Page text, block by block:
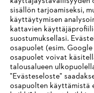
Yritys
STIHL FAQ
sisällön tarjoamiseksi,
käyttäytymisen
kattavien
suostumuksellasi.
osapuolet (esim.
osapuolet voivat
talousalueen
"Evästeseloste"
osapuolten käyttämistä